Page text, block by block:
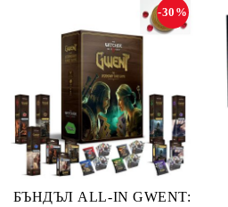
БЪНДЪЛ ALL-IN GWENT:
-30%